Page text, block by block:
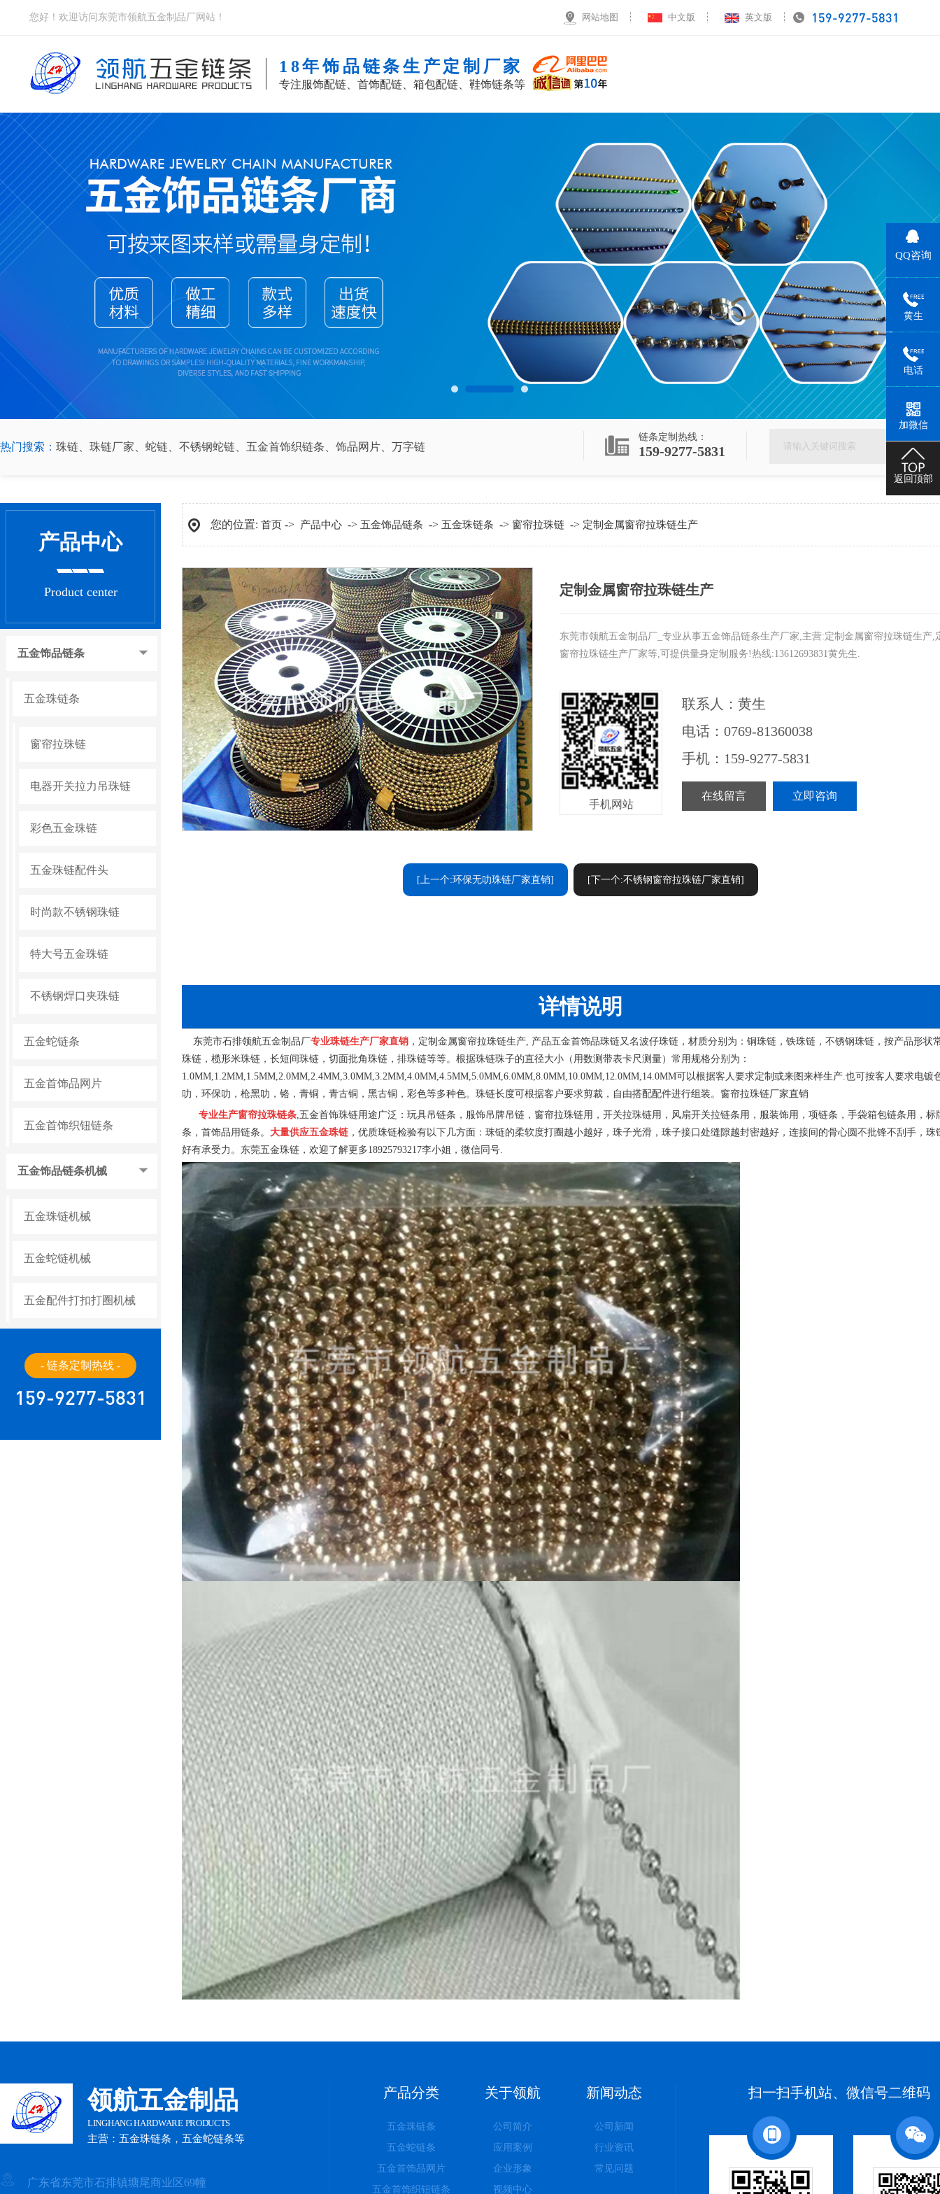
您好！欢迎访问东莞市领航五金制品厂网站！ 网站地图 中文版 英文版 159-9277-5831
18年饰品链条生产定制厂家
专注服饰配链、首饰配链、箱包配链、鞋饰链条等
五金饰品链条 视频中心 公司动态 关于领航
热门搜索： 珠链 珠链厂家 蛇链 不锈钢蛇链 五金首饰织链条 饰品网片 万字链
链条定制热线：
159-9277-5831
产品中心
Product center
五金饰品链条
五金珠链条
窗帘拉珠链
电器开关拉力吊珠链
彩色五金珠链
五金珠链配件头
时尚款不锈钢珠链
特大号五金珠链
不锈钢焊口夹珠链
五金蛇链条
五金首饰品网片
五金首饰织钮链条
五金饰品链条机械
五金珠链机械
五金蛇链机械
五金配件打扣打圈机械
- 链条定制热线 -
159-9277-5831
您的位置: 首页 -> 产品中心 -> 五金饰品链条 -> 五金珠链条 -> 窗帘拉珠链 -> 定制金属窗帘拉珠链生产
定制金属窗帘拉珠链生产
东莞市领航五金制品厂_专业从事五金饰品链条生产厂家,主营:定制金属窗帘拉珠链生产,
窗帘拉珠链生产厂家等,可提供量身定制服务!热线:13612693831黄先生.
手机网站
联系人：黄生
电话：0769-81360038
手机：159-9277-5831
在线留言 立即咨询
[上一个:环保无叻珠链厂家直销] [下一个:不锈钢窗帘拉珠链厂家直销]
详情说明
东莞市石排领航五金制品厂专业珠链生产厂家直销 ， 定制金属窗帘拉珠链生产, 产品五金首饰品珠链又名波仔珠链，材质分别为：铜珠链，铁珠链，不锈钢珠链，按产品形状
珠链，榄形米珠链，长短间珠链，切面批角珠链，排珠链等等。 根据珠链珠子的直径大小（用数测带表卡尺测量）常用规格分别为：
1.0MM,1.2MM,1.5MM,2.0MM,2.4MM,3.0MM,3.2MM,4.0MM,4.5MM,5.0MM,6.0MM,8.0MM,10.0MM,12.0MM,14.0MM可以根据客人要求定制或来图来样生产.也可按客人要求电镀
叻，环保叻，枪黑叻，铬，青铜，青古铜，黑古铜，彩色等多种色。珠链长度可根据客户要求剪裁，自由搭配配件进行组装。窗帘拉珠链厂家直销
专业生产窗帘拉珠链条,五金首饰珠链用途广泛：玩具吊链条，服饰吊牌吊链，窗帘拉珠链用，开关拉珠链用，风扇开关拉链条用，服装饰用，项链条，手袋箱包链条用，标
条，首饰品用链条。 大量供应五金珠链 ，优质珠链检验有以下几方面：珠链的柔软度打圈越小越好，珠子光滑，珠子接口处缝隙越封密越好，连接间的骨心圆不批锋不刮手，珠
好有承受力。东莞五金珠链，欢迎了解更多18925793217李小姐，微信同号.
领航五金制品
LINGHANG HARDWARE PRODUCTS
主营：五金珠链条，五金蛇链条等
广东省东莞市石排镇塘尾商业区69幢
产品分类
五金珠链条
五金蛇链条
五金首饰品网片
五金首饰织钮链条
关于领航
公司简介
应用案例
企业形象
视频中心
新闻动态
公司新闻
行业资讯
常见问题
扫一扫手机站、微信号二维码
QQ咨询
黄生
电话
加微信
返回顶部